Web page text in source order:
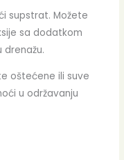
supstrat. Možete
sa dodatkom
drenažu.
oštećene ili suve
u održavanju